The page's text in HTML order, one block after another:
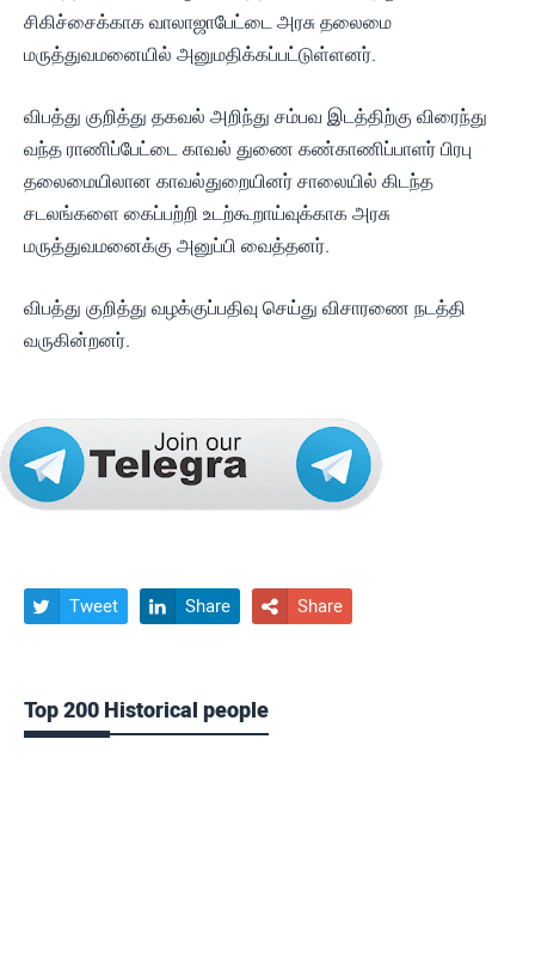
சிகிச்சைக்காக வாலாஜாபேட்டை அரசு தலைமை
மருத்துவமனையில் அனுமதிக்கப்பட்டுள்ளனர்.
விபத்து குறித்து தகவல் அறிந்து சம்பவ இடத்திற்கு விரைந்து
வந்த ராணிப்பேட்டை காவல் துணை கண்காணிப்பாளர் பிரபு
தலைமையிலான காவல்துறையினர் சாலையில் கிடந்த
சடலங்களை கைப்பற்றி உடற்கூறாய்வுக்காக அரசு
மருத்துவமனைக்கு அனுப்பி வைத்தனர்.
விபத்து குறித்து வழக்குப்பதிவு செய்து விசாரணை நடத்தி
வருகின்றனர்.
 Tweet  Share  Share
Top 200 Historical people